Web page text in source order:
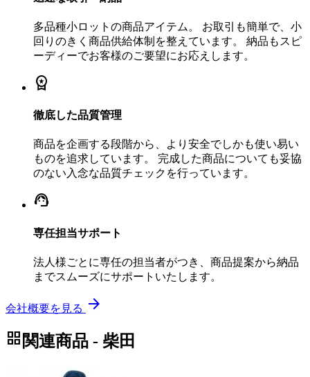
多品種小ロットの商品アイテム。 お取引も簡単で、小
回りのきく商品供給体制を整えています。 納品もスピ
ーディーでお客様のご要望にお応えします。
workspace_premium
徹底した品質管理
商品を企画する段階から、より安全でしかも使い易い
ものを追求しています。 完成した商品についても妥協
のない入念な品質チェックを行っています。
support_agent
専任担当サポート
法人様ごとに専任の担当者がつき、商品提案から納品
までスムーズにサポートいたします。
会社概要を見る arrow_forward
grid_view 関連商品 - 柴田